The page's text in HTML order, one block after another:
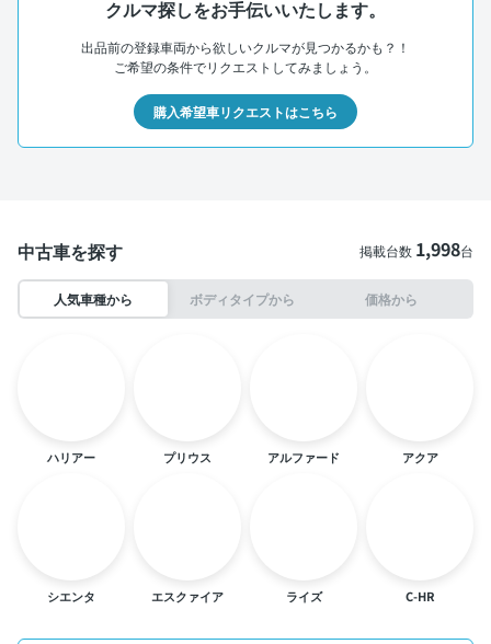
クルマ探しをお手伝いいたします。
出品前の登録車両から欲しいクルマが見つかるかも？！
ご希望の条件でリクエストしてみましょう。
購入希望車リクエストはこちら
中古車を探す 掲載台数 1,998台
人気車種から ボディタイプから 価格から
ハリアー プリウス アルファード アクア
シエンタ エスクァイア ライズ C-HR